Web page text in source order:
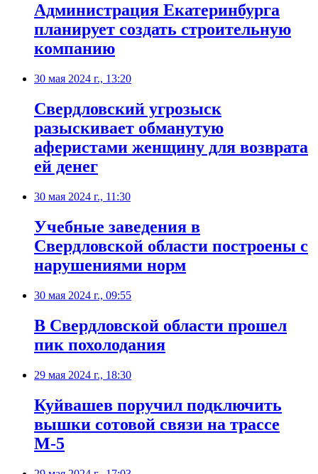
Администрация Екатеринбурга
планирует создать строительную
компанию
30 мая 2024 г., 13:20
Свердловский угрозыск
разыскивает обманутую
аферистами женщину для возврата
ей денег
30 мая 2024 г., 11:30
Учебные заведения в
Свердловской области построены с
нарушениями норм
30 мая 2024 г., 09:55
В Свердловской области прошел
пик похолодания
29 мая 2024 г., 18:30
Куйвашев поручил подключить
вышки сотовой связи на трассе
М-5